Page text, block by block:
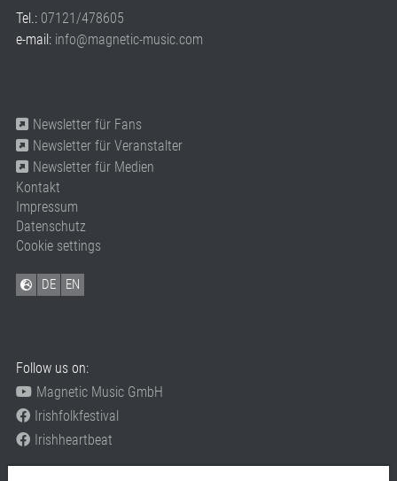
Tel.: 07121/478605
e-mail: info@magnetic-music.com
Newsletter für Fans
Newsletter für Veranstalter
Newsletter für Medien
Kontakt
Impressum
Datenschutz
Cookie settings
DE EN
Follow us on:
Magnetic Music GmbH
Irishfolkfestival
Irishheartbeat